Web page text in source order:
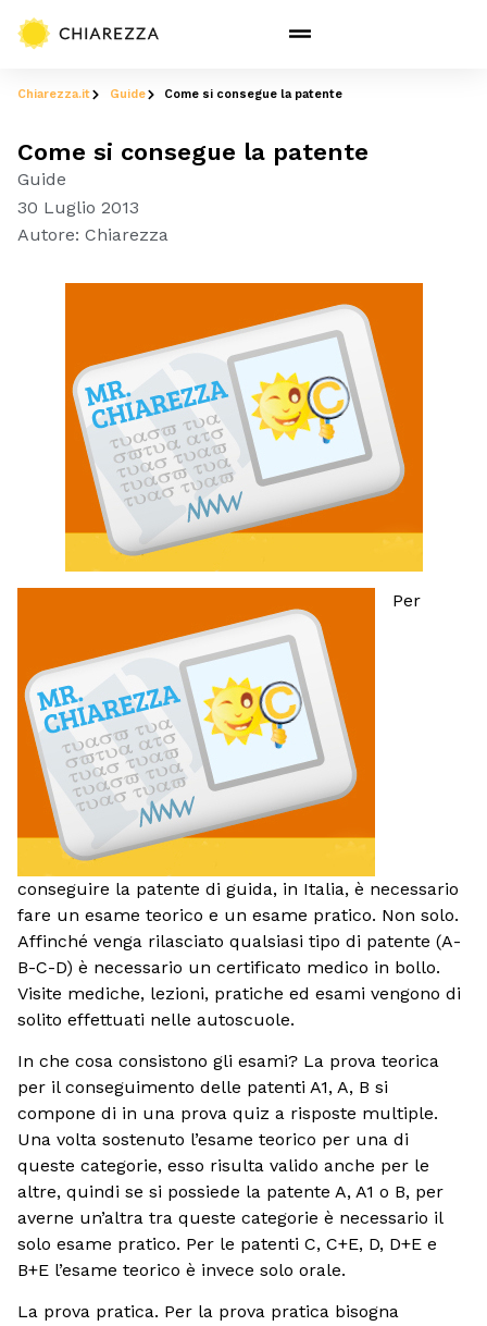
Chiarezza.it Guide Come si consegue la patente
Come si consegue la patente
Guide
30 Luglio 2013
Autore: Chiarezza
Per
conseguire la patente di guida, in Italia, è necessario
fare un esame teorico e un esame pratico. Non solo.
Affinché venga rilasciato qualsiasi tipo di patente (A-
B-C-D) è necessario un certificato medico in bollo.
Visite mediche, lezioni, pratiche ed esami vengono di
solito effettuati nelle autoscuole.
In che cosa consistono gli esami? La prova teorica
per il conseguimento delle patenti A1, A, B si
compone di in una prova quiz a risposte multiple.
Una volta sostenuto l’esame teorico per una di
queste categorie, esso risulta valido anche per le
altre, quindi se si possiede la patente A, A1 o B, per
averne un’altra tra queste categorie è necessario il
solo esame pratico. Per le patenti C, C+E, D, D+E e
B+E l’esame teorico è invece solo orale.
La prova pratica. Per la prova pratica bisogna